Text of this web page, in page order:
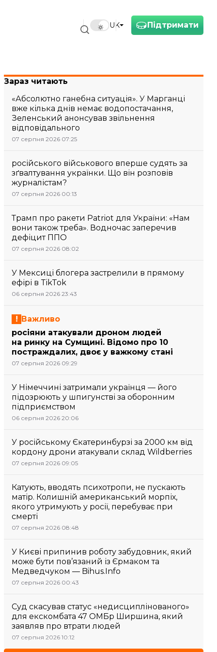
Підтримати
UK
Зараз читають
«Абсолютно ганебна ситуація». У Марганці
вже кілька днів немає водопостачання,
Зеленський анонсував звільнення
відповідального
07 серпня 2026 07:25
російського військового вперше судять за
зґвалтування українки. Що він розповів
журналістам?
07 серпня 2026 00:13
Трамп про ракети Patriot для України: «Нам
вони також треба». Водночас заперечив
дефіцит ППО
07 серпня 2026 08:02
У Мексиці блогера застрелили в прямому
ефірі в TikTok
06 серпня 2026 23:43
Важливо
росіяни атакували дроном людей
на ринку на Сумщині. Відомо про 10
постраждалих, двоє у важкому стані
07 серпня 2026 09:29
У Німеччині затримали українця — його
підозрюють у шпигунстві за оборонним
підприємством
06 серпня 2026 20:06
У російському Єкатеринбурзі за 2000 км від
кордону дрони атакували склад Wildberries
07 серпня 2026 09:05
Катують, вводять психотропи, не пускають
матір. Колишній американський морпіх,
якого утримують у росії, перебуває при
смерті
07 серпня 2026 08:48
У Києві припинив роботу забудовник, який
може бути пов’язаний із Єрмаком та
Медведчуком — Bihus.Info
07 серпня 2026 00:43
Суд скасував статус «недисциплінованого»
для екскомбата 47 ОМБр Ширшина, який
заявляв про втрати людей
07 серпня 2026 10:12